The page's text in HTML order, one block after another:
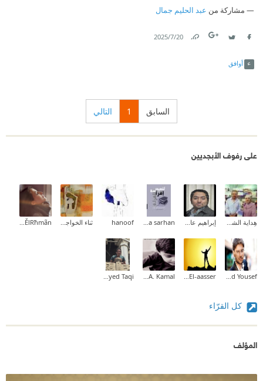
مشاركة من عبد الحليم جمال
20‏/7‏/2025
أوافق
السابق 1 التالي
على رفوف الأبجديين
هِداية الشحروري إبراهيم عادل Dina sarhan
hanoof ثناء الخواجا (kofiia) ËmÅn Ãbd ĚlRħmãn
Khaled Yousef
Sarah El-aasser
Ahmed A. Kamal
Omar Sayed Taqi
كل القرّاء
المؤلف